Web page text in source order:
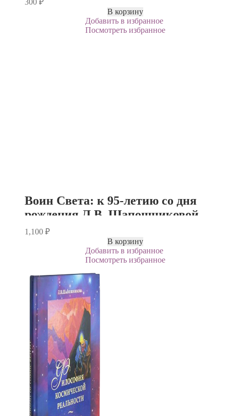
300 ₽
В корзину
Добавить в избранное
Посмотреть избранное
Воин Света: к 95-летию со дня
рождения Л.В. Шапошниковой.
Том 2
1,100 ₽
В корзину
Добавить в избранное
Посмотреть избранное